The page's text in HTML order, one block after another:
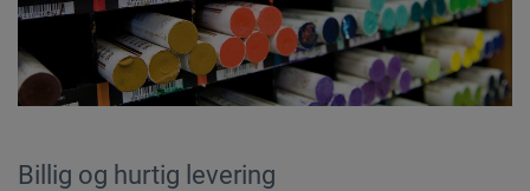
Billig og hurtig levering